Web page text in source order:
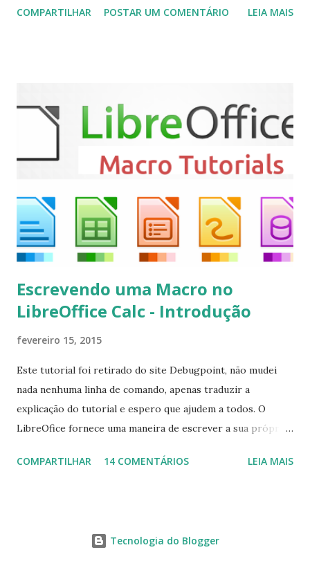
(personal video recorder). A versão final do Kodi 19.5
sudo apt-get install kodi Use o comando a seguir para
instalar codecs de áudio e outros complementos,
executando: $ sudo apt-get install --install-suggests
kodi Para remover, execute: $ sudo apt-get remove
COMPARTILHAR POSTAR UM COMENTÁRIO LEIA MAIS
Escrevendo uma Macro no
LibreOffice Calc - Introdução
fevereiro 15, 2015
Este tutorial foi retirado do site Debugpoint, não mudei
nada nenhuma linha de comando, apenas traduzir a
explicação do tutorial e espero que ajudem a todos. O
LibreOfice fornece uma maneira de escrever a sua própria
aplicativo de escritório. Você pode usar Python ou Basic
iremos criar uma macro que iria colocar a string ' Olá
COMPARTILHAR 14 COMENTÁRIOS LEIA MAIS
Tecnologia do Blogger